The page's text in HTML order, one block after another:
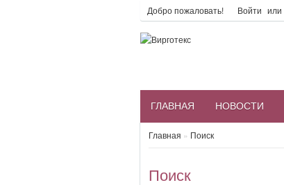
Добро пожаловать! Войти или
ГЛАВНАЯ НОВОСТИ
Главная » Поиск
Поиск